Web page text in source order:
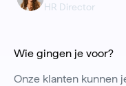
Wie gingen je voor?
Onze klanten kunnen
HR Director